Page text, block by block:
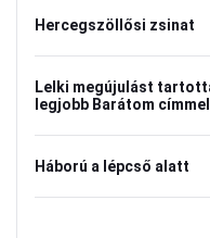
Hercegszöllősi zsinat
Lelki megújulást
legjobb Barátom címmel
Háború a lépcső alatt